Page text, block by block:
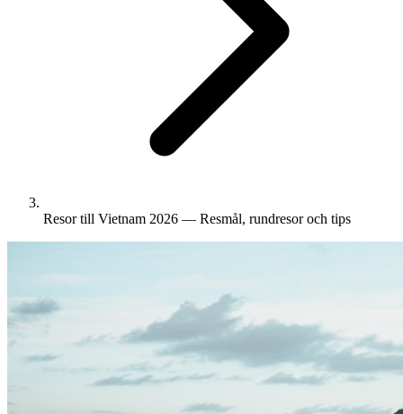
Resor till Vietnam 2026 — Resmål, rundresor och tips